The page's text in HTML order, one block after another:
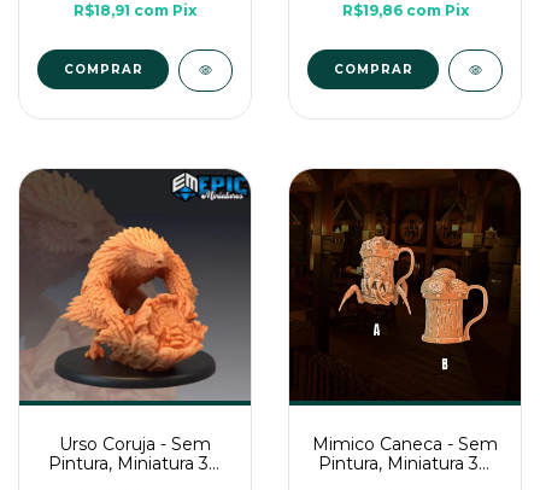
R$18,91 com Pix
COMPRAR
R$19,86 com Pix
COMPRAR
Urso Coruja - Sem
Pintura, Miniatura 3D
Mimico Caneca - Sem
Pintura, Miniatura 3D